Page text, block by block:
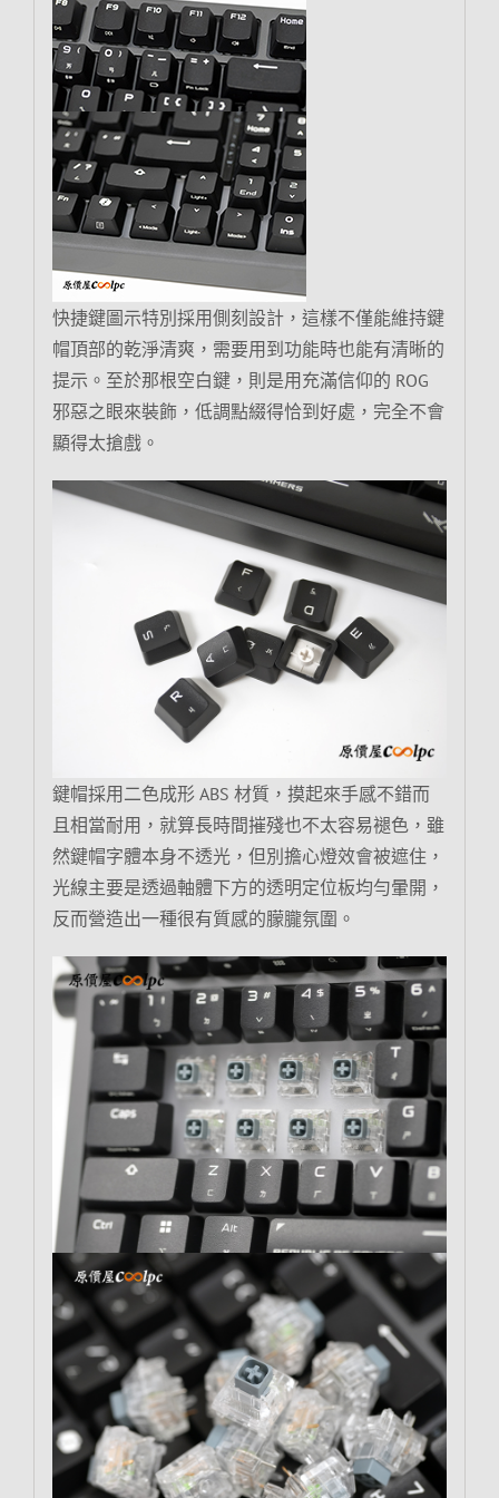
快捷鍵圖示特別採用側刻設計，這樣不僅能維持鍵
帽頂部的乾淨清爽，需要用到功能時也能有清晰的
提示。至於那根空白鍵，則是用充滿信仰的 ROG
邪惡之眼來裝飾，低調點綴得恰到好處，完全不會
顯得太搶戲。
鍵帽採用二色成形 ABS 材質，摸起來手感不錯而
且相當耐用，就算長時間摧殘也不太容易褪色，雖
然鍵帽字體本身不透光，但別擔心燈效會被遮住，
光線主要是透過軸體下方的透明定位板均勻暈開，
反而營造出一種很有質感的朦朧氛圍。